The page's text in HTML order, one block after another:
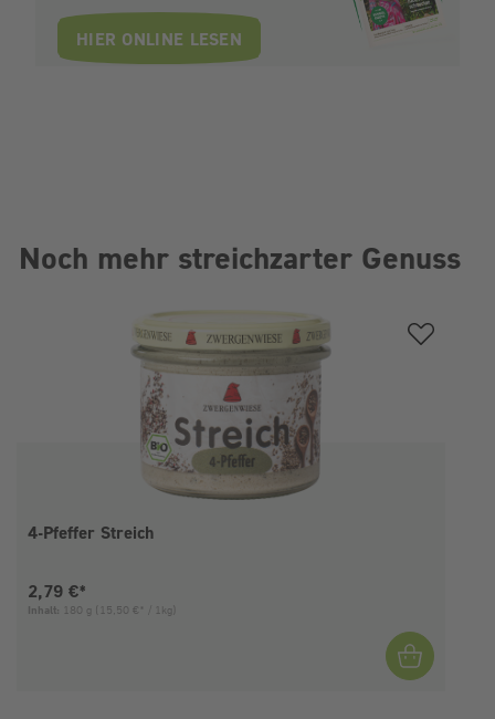
HIER ONLINE LESEN
Noch mehr streichzarter Genuss
4-Pfeffer Streich
Aktueller Preis:
2,79 €*
Inhalt: 180 g (15,50 €* / 1kg)